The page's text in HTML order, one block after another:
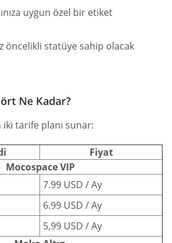
uygun özel bir etiket
öncelikli statüye sahip olacak
Ne Kadar?
tarife planı sunar:
Fiyat
Mocospace VIP
7.99 USD / Ay
6.99 USD / Ay
5,99 USD / Ay